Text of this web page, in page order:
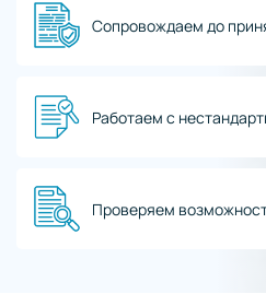
Сопровождаем до
Работаем с
Проверяем